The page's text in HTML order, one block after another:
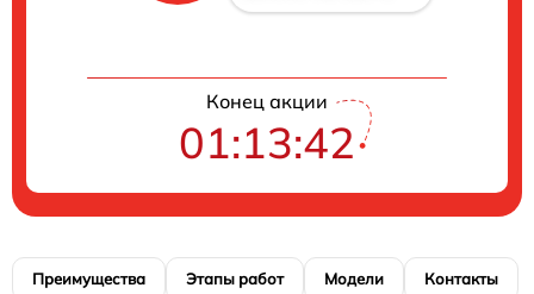
Конец акции
01:13:41
Преимущества Этапы работ Модели Контакты